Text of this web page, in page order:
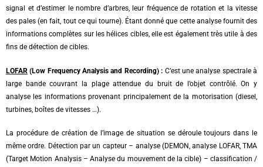
signal et d’estimer le nombre d’arbres, leur fréquence de rotation et la vitesse
des pales (en fait, tout ce qui tourne). Étant donné que cette analyse fournit des
informations complètes sur les hélices cibles, elle est également très utile à des
fins de détection de cibles.
LOFAR (Low Frequency Analysis and Recording) : C’est une analyse spectrale à
large bande couvrant la plage attendue du bruit de l’objet contrôlé. On y
analyse les informations provenant principalement de la motorisation (diesel,
turbines, boîtes de vitesses …).
La procédure de création de l’image de situation se déroule toujours dans le
même ordre. Détection par un capteur – analyse (DEMON, analyse LOFAR, TMA
(Target Motion Analysis – Analyse du mouvement de la cible) – classification /